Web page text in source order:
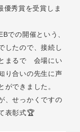
秀賞を受賞しま
での開催という、
したので、接続し
まるで 会場にい
り合いの先生に声
ができました。
、せっかくですの
表彰式🏆